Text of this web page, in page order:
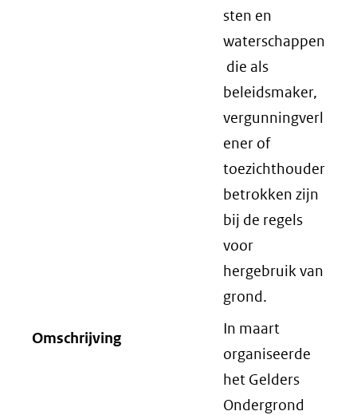
sten en
waterschappen
die als
beleidsmaker,
vergunningverl
ener of
toezichthouder
betrokken zijn
bij de regels
voor
hergebruik van
grond.
Omschrijving
In maart
organiseerde
het Gelders
Ondergrond